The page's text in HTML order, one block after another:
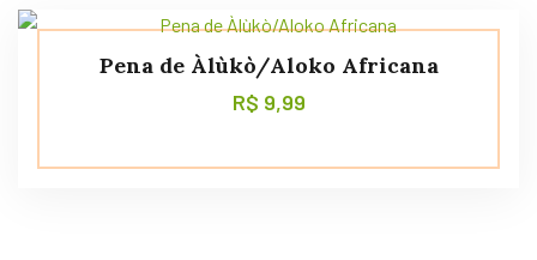
Pena de Àlùkò/Aloko Africana
R$ 9,99